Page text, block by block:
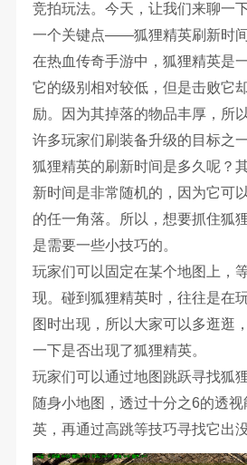
竞拍玩法。今天，让我们来聊一
一个关键点——狐狸精英刷新时间
在热血传奇手游中，狐狸精英是
它的级别相对较低，但是击败它
励。因为其掉落的物品丰厚，所
许多玩家们刷装备升级的目标之一
狐狸精英的刷新时间是多久呢？
新时间是非常随机的，因为它可
的任一角落。所以，想要抓住狐
是需要一些小技巧的。
玩家们可以固定在某个地图上，
现。碰到狐狸精英时，往往是在
图时出现，所以大家可以多逛逛
一下是否出现了狐狸精英。
玩家们可以通过地图跳跃寻找狐
随身小地图，透过十分之6的透
英，再通过高跳等技巧寻找它出